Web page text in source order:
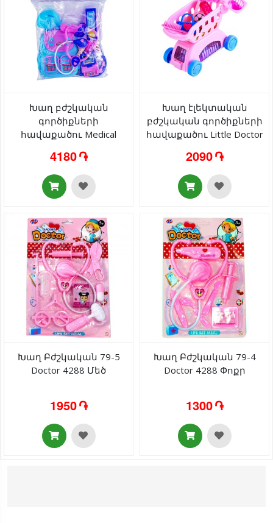
Խաղ բժշկական
գործիքների
հավաքածու Medical
4180 ֏
Խաղ էլեկտական
բժշկական գործիքների
հավաքածու Little Doctor
2090 ֏
Խաղ Բժշկական 79-5
Doctor 4288 Մեծ
1950 ֏
Խաղ Բժշկական 79-4
Doctor 4288 Փոքր
1300 ֏